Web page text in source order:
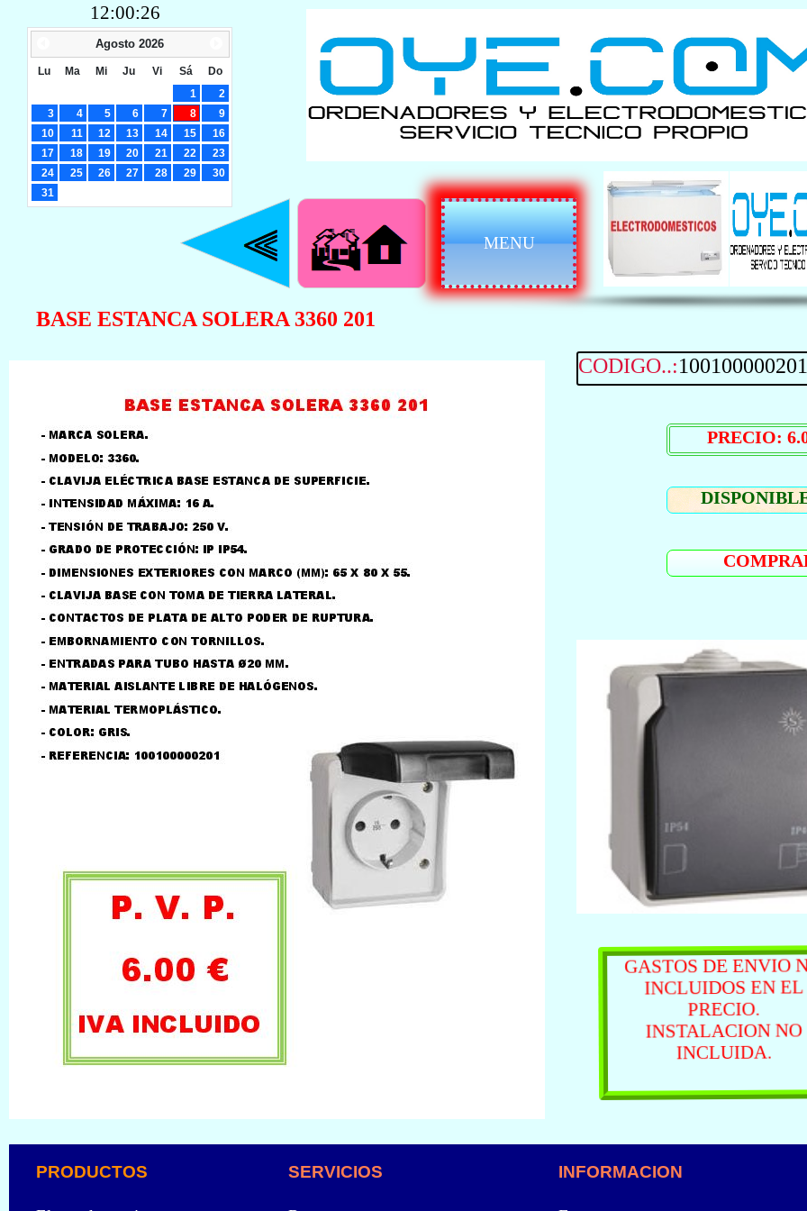
LLAMAR AL TELEFONO
957156032
CODIGO..:100100000201
GASTOS DE ENVIO
INCLUIDOS EN EL
PRECIO.
INSTALACION NO
INCLUIDA.
BASE ESTANCA SOLERA 3360 201
12:00:26
Agosto 2026
Lu Ma Mi Ju Vi Sá
Do
1
2
3
4 5 6 7 8
9
10
11 12 13 14 15
16
17
18 19 20 21 22
23
24
25 26 27 28 29
30
31
MENU
INFORMACION
PRODUCTOS SERVICIOS
PRECIO: